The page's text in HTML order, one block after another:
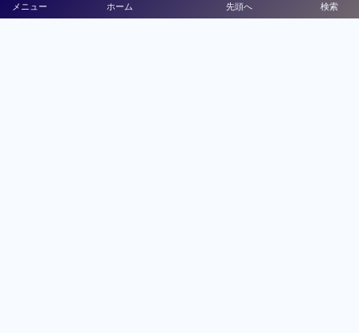
メニュー 検索
ホーム 先頭へ
沖縄県教育委員会